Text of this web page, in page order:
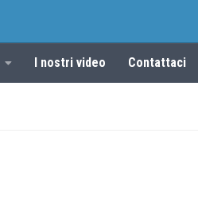
I nostri video Contattaci